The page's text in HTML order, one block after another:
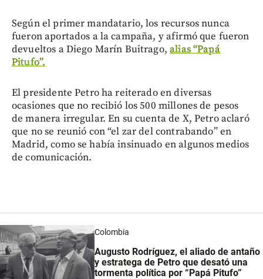
Según el primer mandatario, los recursos nunca
fueron aportados a la campaña, y afirmó que fueron
devueltos a Diego Marín Buitrago,alias “Papá
Pitufo”.
El presidente Petro ha reiterado en diversas
ocasiones que no recibió los 500 millones de pesos
de manera irregular. En su cuenta de X, Petro aclaró
que no se reunió con “el zar del contrabando” en
Madrid, como se había insinuado en algunos medios
de comunicación.
Colombia
Augusto Rodríguez, el aliado de antaño
y estratega de Petro que desató una
tormenta política por “Papá Pitufo”